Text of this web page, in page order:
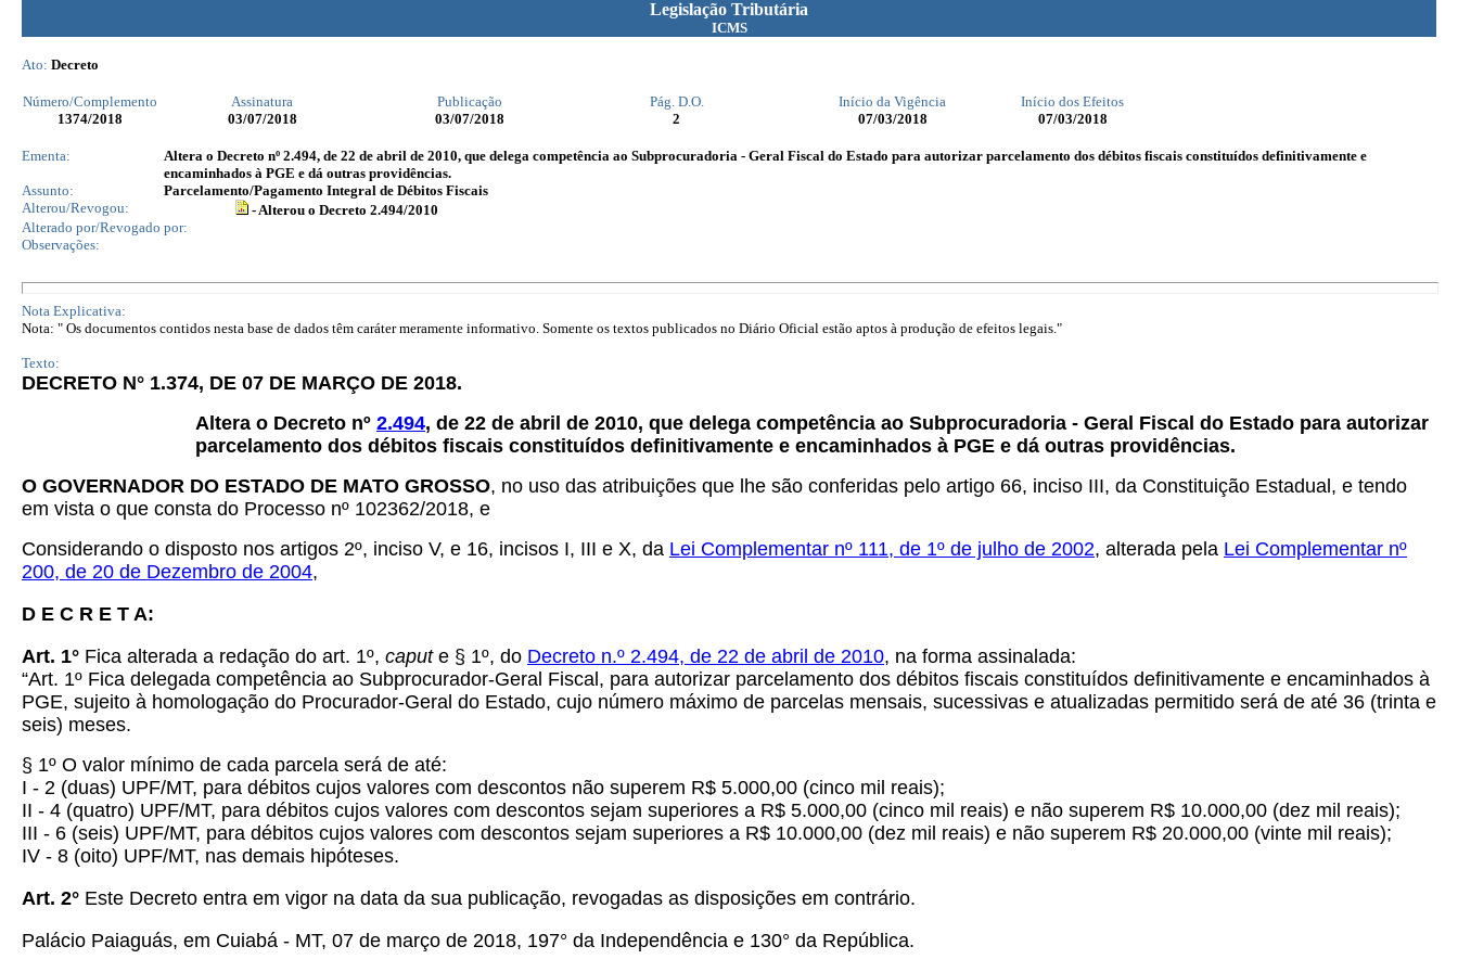
Legislação Tributária
ICMS
Ato: Decreto
Número/Complemento Assinatura Publicação Pág. D.O. Início da Vigência
Início dos Efeitos
1374/2018 03/07/2018 03/07/2018 2 07/03/2018 07/03/2018
Ementa:
Altera o Decreto nº 2.494, de 22 de abril de 2010, que delega competência ao Subprocuradoria - Geral Fiscal do Estado para autorizar parcelamento dos débitos fiscais constituídos definitivamente e
encaminhados à PGE e dá outras providências.
Assunto:
Parcelamento/Pagamento Integral de Débitos Fiscais
Alterou/Revogou:
- Alterou o Decreto 2.494/2010
Alterado por/Revogado por:
Observações:
Nota Explicativa:
Nota: " Os documentos contidos nesta base de dados têm caráter meramente informativo. Somente os textos publicados no Diário Oficial estão aptos à produção de efeitos legais."
Texto:
DECRETO N° 1.374, DE 07 DE MARÇO DE 2018.
Altera o Decreto nº 2.494, de 22 de abril de 2010, que delega competência ao Subprocuradoria - Geral Fiscal do Estado para autorizar
parcelamento dos débitos fiscais constituídos definitivamente e encaminhados à PGE e dá outras providências.
O GOVERNADOR DO ESTADO DE MATO GROSSO, no uso das atribuições que lhe são conferidas pelo artigo 66, inciso III, da Constituição Estadual, e tendo
em vista o que consta do Processo nº 102362/2018, e
Considerando o disposto nos artigos 2º, inciso V, e 16, incisos I, III e X, da Lei Complementar nº 111, de 1º de julho de 2002, alterada pela Lei Complementar nº
200, de 20 de Dezembro de 2004,
D E C R E T A:
Art. 1° Fica alterada a redação do art. 1º, capute § 1º, do Decreto n.º 2.494, de 22 de abril de 2010, na forma assinalada:
“Art. 1º Fica delegada competência ao Subprocurador-Geral Fiscal, para autorizar parcelamento dos débitos fiscais constituídos definitivamente e encaminhados à
PGE, sujeito à homologação do Procurador-Geral do Estado, cujo número máximo de parcelas mensais, sucessivas e atualizadas permitido será de até 36 (trinta e
seis) meses.
§ 1º O valor mínimo de cada parcela será de até:
I - 2 (duas) UPF/MT, para débitos cujos valores com descontos não superem R$ 5.000,00 (cinco mil reais);
II - 4 (quatro) UPF/MT, para débitos cujos valores com descontos sejam superiores a R$ 5.000,00 (cinco mil reais) e não superem R$ 10.000,00 (dez mil reais);
III - 6 (seis) UPF/MT, para débitos cujos valores com descontos sejam superiores a R$ 10.000,00 (dez mil reais) e não superem R$ 20.000,00 (vinte mil reais);
IV - 8 (oito) UPF/MT, nas demais hipóteses.
Art. 2° Este Decreto entra em vigor na data da sua publicação, revogadas as disposições em contrário.
Palácio Paiaguás, em Cuiabá - MT, 07 de março de 2018, 197° da Independência e 130° da República.